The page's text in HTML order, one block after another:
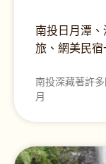
南投日月潭
旅、網美民宿
南投深藏著許
月